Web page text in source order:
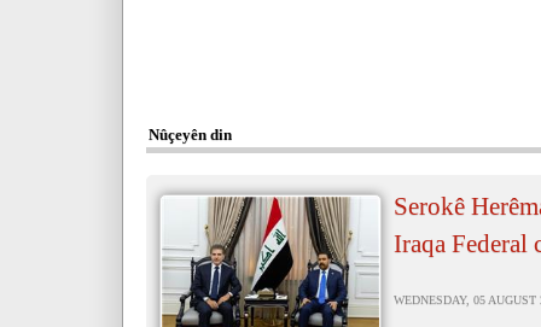
Nûçeyên din
Serokê
Iraqa Federal
WEDNESDAY, 05 AUGUST